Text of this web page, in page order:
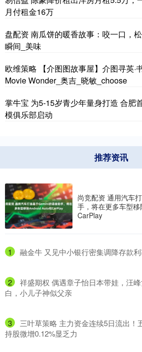
月付租金16万
盘配资 南瓜饼的暖香故事：咬一口，
瞬间_美味
欧维策略 【介图图故事屋】介图寻英·
Movie Wonder_奥吉_晓敏_choose
掌牛宝 为5-15岁青少年量身打造 合肥
模俱乐部启动
推荐资讯
尚竞配资 通用汽车
手，将在更多车型
CarPlay
1 融金牛 又见中小银行密集调降存款
2
祥盛期权 偶遇章子怡日本带娃，汪
白，小儿子神似父亲
3
三叶草策略 主力资金连续5日流出！
持股微增0.12%显乏力